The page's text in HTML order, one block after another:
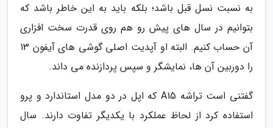
به نسبت نسل قبل باشد؛ بلکه باید به این خاطر باشد که
بتوانیم در سال های پیش رو هم روی قدرت سخت افزاری
آن حساب کنیم. البته او آپدیت اصلی گوشی های آیفون 13
را دوربین آن ها، نمایشگر و سپس پردازنده می داند.
گفتنی است تراشه A15 که اپل در دو مدل استاندارد و پرو
استفاده کرد از لحاظ عملکرد با یکدیگر تفاوت دارند. سال